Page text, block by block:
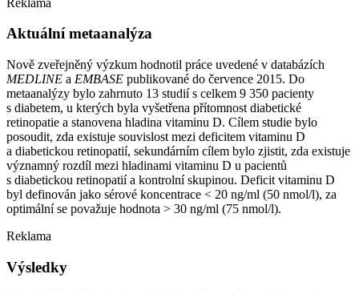
Aktuální metaanalýza
Nově zveřejněný výzkum hodnotil práce uvedené v databázích
MEDLINE a EMBASE publikované do července 2015. Do
metaanalýzy bylo zahrnuto 13 studií s celkem 9 350 pacienty
s diabetem, u kterých byla vyšetřena přítomnost diabetické
retinopatie a stanovena hladina vitaminu D. Cílem studie bylo
posoudit, zda existuje souvislost mezi deficitem vitaminu D
a diabetickou retinopatií, sekundárním cílem bylo zjistit, zda existuje
významný rozdíl mezi hladinami vitaminu D u pacientů
s diabetickou retinopatií a kontrolní skupinou. Deficit vitaminu D
byl definován jako sérové koncentrace < 20 ng⁠/⁠ml (50 nmol⁠/⁠l), za
optimální se považuje hodnota > 30 ng⁠/⁠ml (75 nmol⁠/⁠l).
Reklama
Výsledky